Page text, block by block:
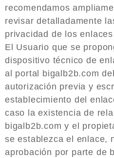
recomendamos
revisar detalladamente
privacidad de los
El Usuario que se
dispositivo técnico de
al portal bigalb2b.com
autorización previa y
establecimiento del
caso la existencia de
bigalb2b.com y el
se establezca el enlace,
aprobación por parte de